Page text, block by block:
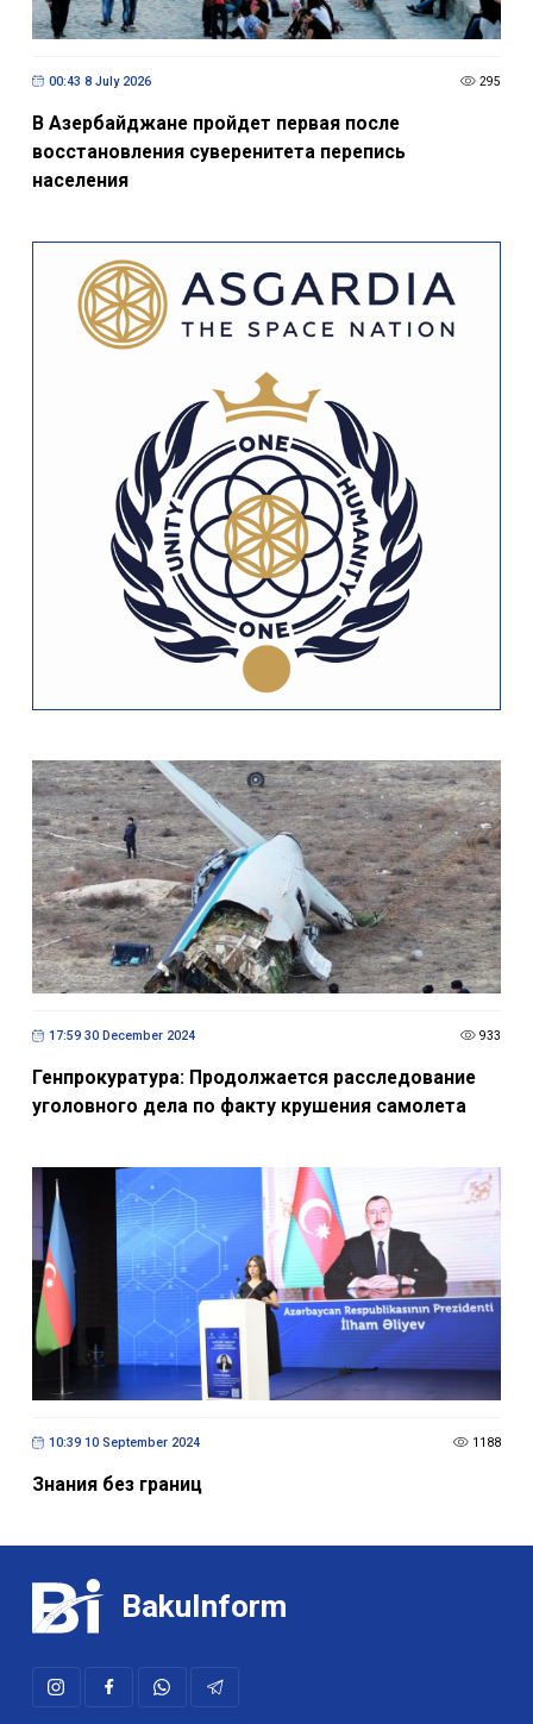
00:43 8 July 2026 295
В Азербайджане пройдет первая после
восстановления суверенитета перепись
населения
17:59 30 December 2024 933
Генпрокуратура: Продолжается расследование
уголовного дела по факту крушения самолета
10:39 10 September 2024 1188
Знания без границ
BakuInform